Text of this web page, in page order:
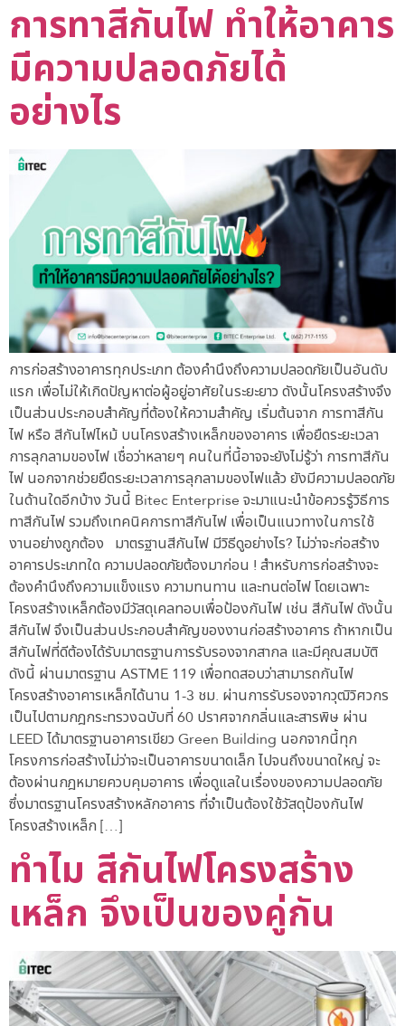
การทาสีกันไฟ ทำให้อาคาร
มีความปลอดภัยได้
อย่างไร
การก่อสร้างอาคารทุกประเภท ต้องคำนึงถึงความปลอดภัยเป็นอันดับ
แรก เพื่อไม่ให้เกิดปัญหาต่อผู้อยู่อาศัยในระยะยาว ดังนั้นโครงสร้างจึง
เป็นส่วนประกอบสำคัญที่ต้องให้ความสำคัญ เริ่มต้นจาก การทาสีกัน
ไฟ หรือ สีกันไฟไหม้ บนโครงสร้างเหล็กของอาคาร เพื่อยืดระยะเวลา
การลุกลามของไฟ เชื่อว่าหลายๆ คนในที่นี้อาจจะยังไม่รู้ว่า การทาสีกัน
ไฟ นอกจากช่วยยืดระยะเวลาการลุกลามของไฟแล้ว ยังมีความปลอดภัย
ในด้านใดอีกบ้าง วันนี้ Bitec Enterprise จะมาแนะนำข้อควรรู้วิธีการ
ทาสีกันไฟ รวมถึงเทคนิคการทาสีกันไฟ เพื่อเป็นแนวทางในการใช้
งานอย่างถูกต้อง มาตรฐานสีกันไฟ มีวิธีดูอย่างไร? ไม่ว่าจะก่อสร้าง
อาคารประเภทใด ความปลอดภัยต้องมาก่อน ! สำหรับการก่อสร้างจะ
ต้องคำนึงถึงความแข็งแรง ความทนทาน และทนต่อไฟ โดยเฉพาะ
โครงสร้างเหล็กต้องมีวัสดุเคลทอบเพื่อป้องกันไฟ เช่น สีกันไฟ ดังนั้น
สีกันไฟ จึงเป็นส่วนประกอบสำคัญของงานก่อสร้างอาคาร ถ้าหากเป็น
สีกันไฟที่ดีต้องได้รับมาตรฐานการรับรองจากสากล และมีคุณสมบัติ
ดังนี้ ผ่านมาตรฐาน ASTME 119 เพื่อทดสอบว่าสามารถกันไฟ
โครงสร้างอาคารเหล็กได้นาน 1-3 ชม. ผ่านการรับรองจากวุฒิวิศวกร
เป็นไปตามกฎกระทรวงฉบับที่ 60 ปราศจากกลิ่นและสารพิษ ผ่าน
LEED ได้มาตรฐานอาคารเขียว Green Building นอกจากนี้ทุก
โครงการก่อสร้างไม่ว่าจะเป็นอาคารขนาดเล็ก ไปจนถึงขนาดใหญ่ จะ
ต้องผ่านกฎหมายควบคุมอาคาร เพื่อดูแลในเรื่องของความปลอดภัย
ซึ่งมาตรฐานโครงสร้างหลักอาคาร ที่จำเป็นต้องใช้วัสดุป้องกันไฟ
โครงสร้างเหล็ก […]
ทำไม สีกันไฟโครงสร้าง
เหล็ก จึงเป็นของคู่กัน